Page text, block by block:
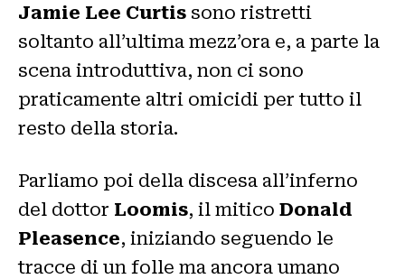
Jamie Lee Curtis sono ristretti
soltanto all’ultima mezz’ora e, a parte la
scena introduttiva, non ci sono
praticamente altri omicidi per tutto il
resto della storia.
Parliamo poi della discesa all’inferno
del dottor Loomis, il mitico Donald
Pleasence, iniziando seguendo le
tracce di un folle ma ancora umano